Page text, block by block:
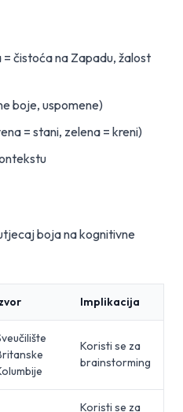
čistoća na Zapadu, žalost
boje, uspomene)
= stani, zelena = kreni)
boja na kognitivne
Implikacija
Koristi se za
brainstorming
Koristi se za